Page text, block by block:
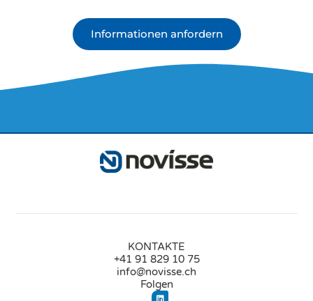
Informationen anfordern
KONTAKTE
+41 91 829 10 75
info@novisse.ch
Folgen